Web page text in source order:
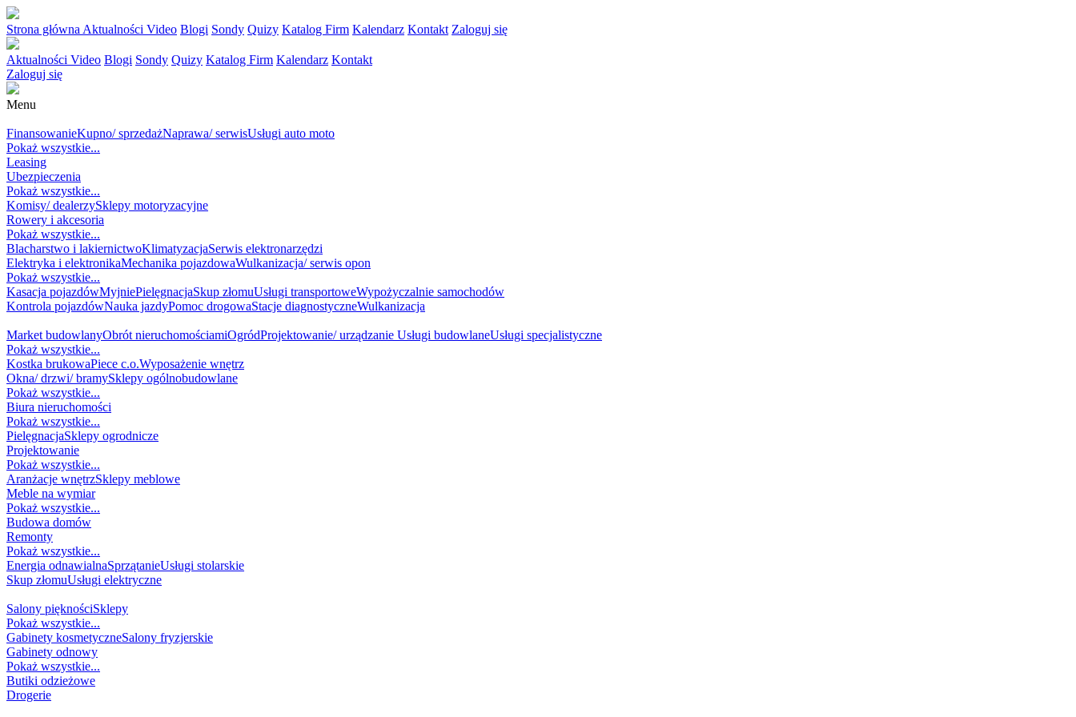
Strona główna Aktualności Video Blogi Sondy Quizy Katalog Firm Kalendarz Kontakt Zaloguj się
Aktualności Video Blogi Sondy Quizy Katalog Firm Kalendarz Kontakt
Zaloguj się
Menu
FinansowanieKupno/ sprzedażNaprawa/ serwisUsługi auto moto
Pokaż wszystkie...
Leasing
Ubezpieczenia
Pokaż wszystkie...
Komisy/ dealerzySklepy motoryzacyjne
Rowery i akcesoria
Pokaż wszystkie...
Blacharstwo i lakiernictwoKlimatyzacjaSerwis elektronarzędzi
Elektryka i elektronikaMechanika pojazdowaWulkanizacja/ serwis opon
Pokaż wszystkie...
Kasacja pojazdówMyjniePielęgnacjaSkup złomuUsługi transportoweWypożyczalnie samochodów
Kontrola pojazdówNauka jazdyPomoc drogowaStacje diagnostyczneWulkanizacja
Market budowlanyObrót nieruchomościamiOgródProjektowanie/ urządzanie Usługi budowlaneUsługi specjalistyczne
Pokaż wszystkie...
Kostka brukowaPiece c.o.Wyposażenie wnętrz
Okna/ drzwi/ bramySklepy ogólnobudowlane
Pokaż wszystkie...
Biura nieruchomości
Pokaż wszystkie...
PielęgnacjaSklepy ogrodnicze
Projektowanie
Pokaż wszystkie...
Aranżacje wnętrzSklepy meblowe
Meble na wymiar
Pokaż wszystkie...
Budowa domów
Remonty
Pokaż wszystkie...
Energia odnawialnaSprzątanieUsługi stolarskie
Skup złomuUsługi elektryczne
Salony pięknościSklepy
Pokaż wszystkie...
Gabinety kosmetyczneSalony fryzjerskie
Gabinety odnowy
Pokaż wszystkie...
Butiki odzieżowe
Drogerie